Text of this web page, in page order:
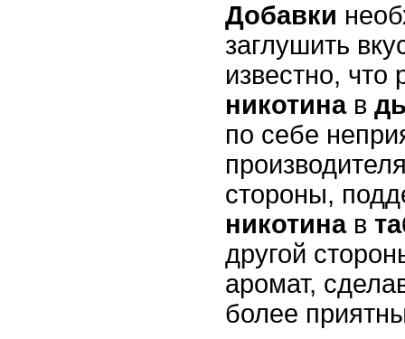
Добавки
заглушить
известно, что
никотинав
по себе
стороны,
никотинав
другой
аромат,
более